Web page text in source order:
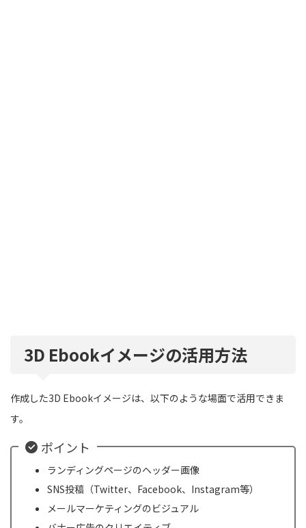
3D Ebookイメージの活用方法
作成した3D Ebookイメージは、以下のような場面で活用できま
す。
ポイント
ランディングページのヘッダー画像
SNS投稿（Twitter、Facebook、Instagram等）
メールマーケティングのビジュアル